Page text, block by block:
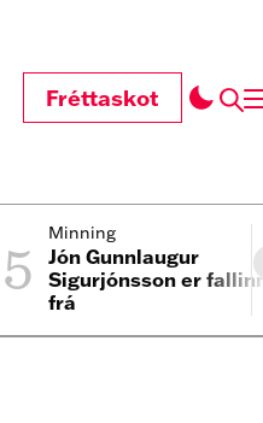
Fréttaskot
5 Minning
Jón Gunnlaugur
Sigurjónsson er
frá